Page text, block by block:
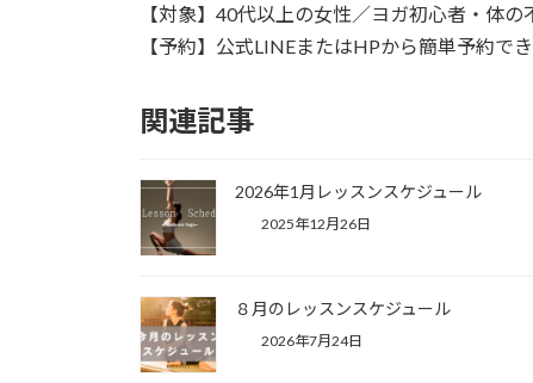
【対象】40代以上の女性／ヨガ初心者・体
【予約】公式LINEまたはHPから簡単予約で
関連記事
2026年1月レッスンスケジュール
2025年12月26日
８月のレッスンスケジュール
2026年7月24日